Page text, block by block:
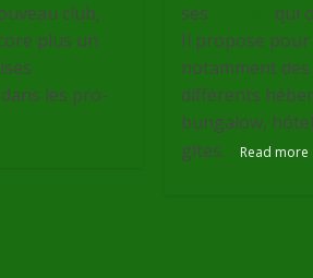
club,
plus un
les pro-
ses
qui
Il propose
notamment
différents
bungalow,
gites.
Read more